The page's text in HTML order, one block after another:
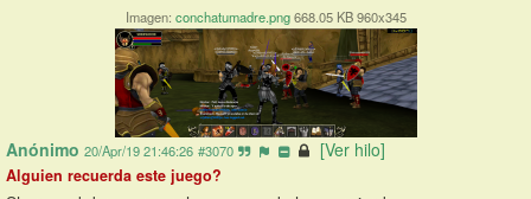
Imagen: conchatumadre.png 668.05 KB 960x345
Anónimo 20/Apr/19 21:46:26 #3070 [Ver hilo]
Alguien recuerda este juego?